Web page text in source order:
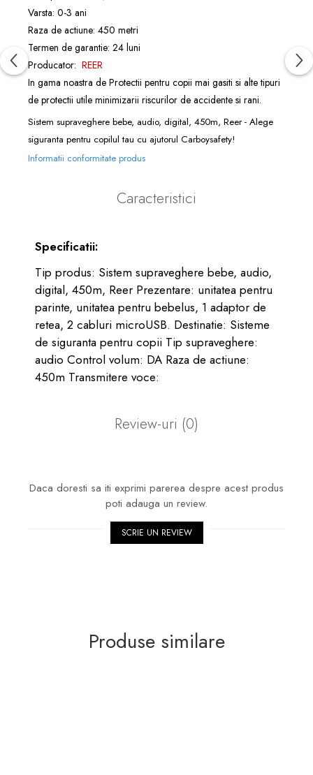
Varsta: 0-3 ani
Raza de actiune: 450 metri
Termen de garantie: 24 luni
Producator: REER
In gama noastra de Protectii pentru copii mai gasiti si alte tipuri
de protectii utile minimizarii riscurilor de accidente si rani.
Sistem supraveghere bebe, audio, digital, 450m, Reer - Alege
siguranta pentru copilul tau cu ajutorul Carboysafety!
Informatii conformitate produs
Caracteristici
Specificatii:
Tip produs: Sistem supraveghere bebe, audio,
digital, 450m, Reer Prezentare: unitatea pentru
parinte, unitatea pentru bebelus, 1 adaptor de
retea, 2 cabluri microUSB. Destinatie: Sisteme
de siguranta pentru copii Tip supraveghere:
audio Control volum: DA Raza de actiune:
450m Transmitere voce:
Review-uri (0)
Daca doresti sa iti exprimi parerea despre acest produs
poti adauga un review.
SCRIE UN REVIEW
Produse similare